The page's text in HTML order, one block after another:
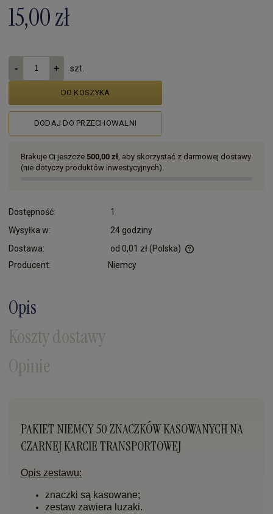
15,00 zł
szt.
DO KOSZYKA
DODAJ DO PRZECHOWALNI
Brakuje Ci jeszcze 500,00 zł , aby skorzystać z darmowej dostawy
(nie dotyczy produktów inwestycyjnych).
Dostępność:
1
Wysyłka w:
24 godziny
Dostawa:
od 0,01 zł(Polska)
Producent: Niemcy
Opis
Koszty dostawy
Opinie
PAKIET NIEMCY 50 ZNACZKÓW KASOWANYCH NA
CZARNEJ KARCIE TRANSPORTOWEJ
Opis zestawu:
znaczki są kasowane;
zestaw zawiera luzaki.